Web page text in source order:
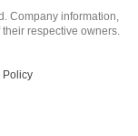
Company information,
respective owners.
Policy